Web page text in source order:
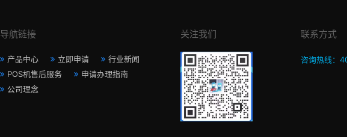
导航链接
产品中心 立即申请
行业新闻
POS机售后服务
申请办理指南
公司理念
关注我们 联系方式
咨询热线：